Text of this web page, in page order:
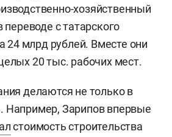
хозяйственный
с татарского
24 млрд рублей. Вместе они
20 тыс. рабочих мест.
делаются не только в
Например, Зарипов впервые
стоимость строительства